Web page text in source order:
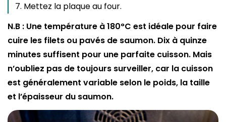
Mettez la plaque au four.
N.B : Une température à 180°C est idéale pour faire
cuire les filets ou pavés de saumon. Dix à quinze
minutes suffisent pour une parfaite cuisson. Mais
n’oubliez pas de toujours surveiller, car la cuisson
est généralement variable selon le poids, la taille
et l’épaisseur du saumon.